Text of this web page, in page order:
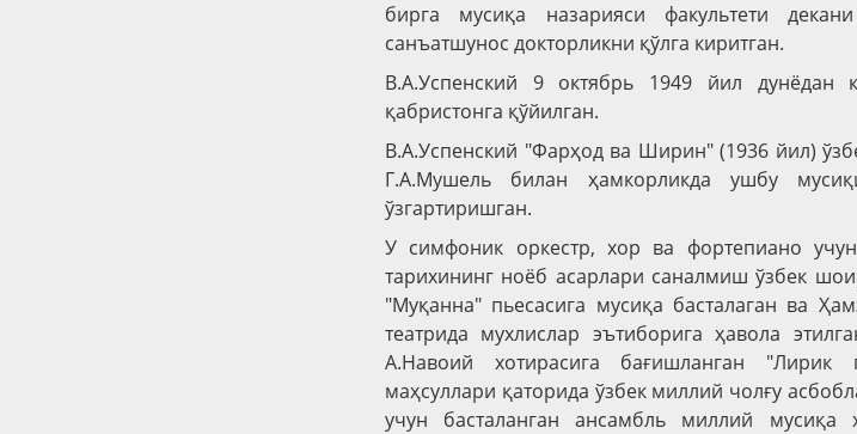
бирга мусиқа назарияси факультети
санъатшунос докторликни қўлга киритган.
В.А.Успенский 9 октябрь 1949 йил дунёдан
қабристонга қўйилган.
В.А.Успенский "Фарҳод ва Ширин" (1936 йил)
Г.А.Мушель билан ҳамкорликда ушбу
ўзгартиришган.
У симфоник оркестр, хор ва фортепиано
тарихининг ноёб асарлари саналмиш ўзбек
"Муқанна" пьесасига мусиқа басталаган ва
театрида мухлислар эътиборига ҳавола
А.Навоий хотирасига бағишланган
маҳсуллари қаторида ўзбек миллий чолғу
учун басталанган ансамбль миллий мусиқа